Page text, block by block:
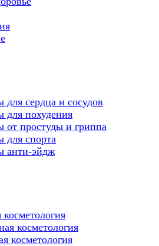
для сердца и сосудов
для похудения
от простуды и гриппа
для спорта
анти-эйдж
косметология
косметология